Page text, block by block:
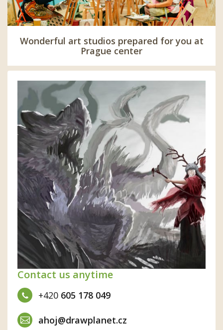
Wonderful art studios prepared for you at
Prague center
Contact us anytime
+420 605 178 049
ahoj@drawplanet.cz